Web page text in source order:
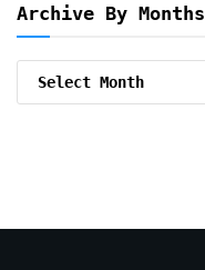
Archive By Months